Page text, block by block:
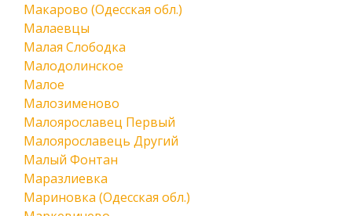
Макарово (Одесская обл.)
Малаевцы
Малая Слободка
Малодолинское
Малое
Малозименово
Малоярославец Первый
Малоярославець Другий
Малый Фонтан
Маразлиевка
Мариновка (Одесская обл.)